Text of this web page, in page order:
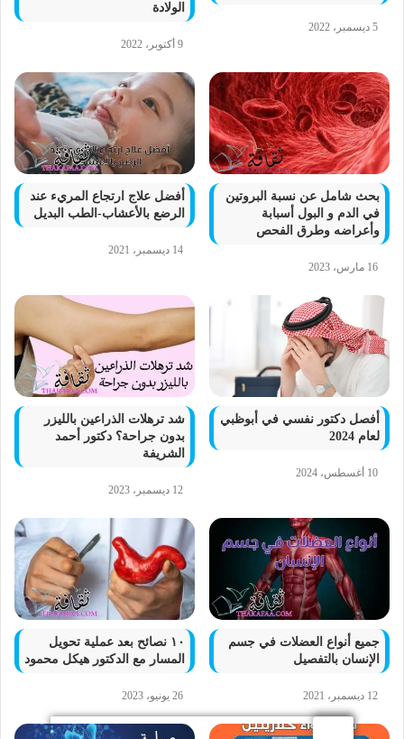
5 ديسمبر، 2022
الولادة
9 أكتوبر، 2022
بحث شامل عن نسبة البروتين
في الدم و البول أسبابة
وأعراضه وطرق الفحص
16 مارس، 2023
أفضل علاج ارتجاع المريء عند
الرضع بالأعشاب-الطب البديل
14 ديسمبر، 2021
أفصل دكتور نفسي في أبوظبي
لعام 2024
10 أغسطس، 2024
شد ترهلات الذراعين بالليزر
بدون جراحة؟ دكتور أحمد
الشريفة
12 ديسمبر، 2023
جميع أنواع العضلات في جسم
الإنسان بالتفصيل
12 ديسمبر، 2021
١٠ نصائح بعد عملية تحويل
المسار مع الدكتور هيكل محمود
26 يونيو، 2023